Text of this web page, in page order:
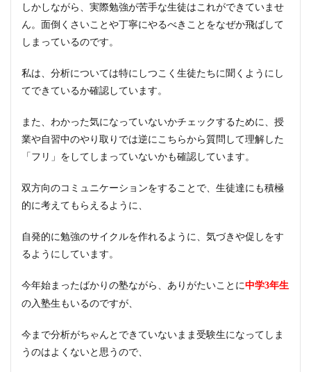
しかしながら、実際勉強が苦手な生徒はこれができていませ
ん。面倒くさいことや丁寧にやるべきことをなぜか飛ばして
しまっているのです。
私は、分析については特にしつこく生徒たちに聞くようにし
てできているか確認しています。
また、わかった気になっていないかチェックするために、授
業や自習中のやり取りでは逆にこちらから質問して理解した
「フリ」をしてしまっていないかも確認しています。
双方向のコミュニケーションをすることで、生徒達にも積極
的に考えてもらえるように、
自発的に勉強のサイクルを作れるように、気づきや促しをす
るようにしています。
今年始まったばかりの塾ながら、ありがたいことに中学3年生
の入塾生もいるのですが、
今まで分析がちゃんとできていないまま受験生になってしま
うのはよくないと思うので、